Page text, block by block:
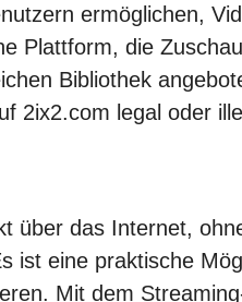
ermöglichen,
Plattform, die
Bibliothek
2ix2.com legal oder
über das Internet,
ist eine praktische
Mit dem